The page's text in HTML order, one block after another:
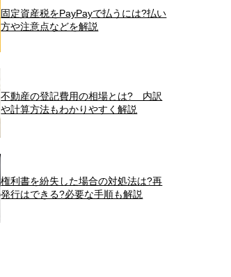
固定資産税をPayPayで払うには?払い
方や注意点などを解説
不動産の登記費用の相場とは? 内訳
や計算方法もわかりやすく解説
権利書を紛失した場合の対処法は?再
発行はできる?必要な手順も解説